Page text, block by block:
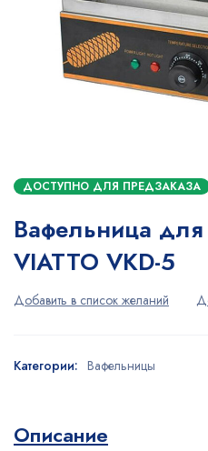
ДОСТУПНО ДЛЯ ПРЕДЗАКАЗА
Вафельница
VIATTO VKD-5
Категории: Вафельницы
Описание